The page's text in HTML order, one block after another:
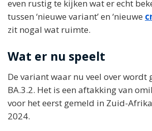
even rustig te kijken wat er echt
tussen ‘nieuwe variant’ en ‘nieuwe
zit nogal wat ruimte.
Wat er nu speelt
De variant waar nu veel over wordt
BA.3.2. Het is een aftakking van
voor het eerst gemeld in Zuid-
2024.